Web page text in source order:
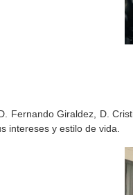
Fernando Giraldez, D.
intereses y estilo de vida.